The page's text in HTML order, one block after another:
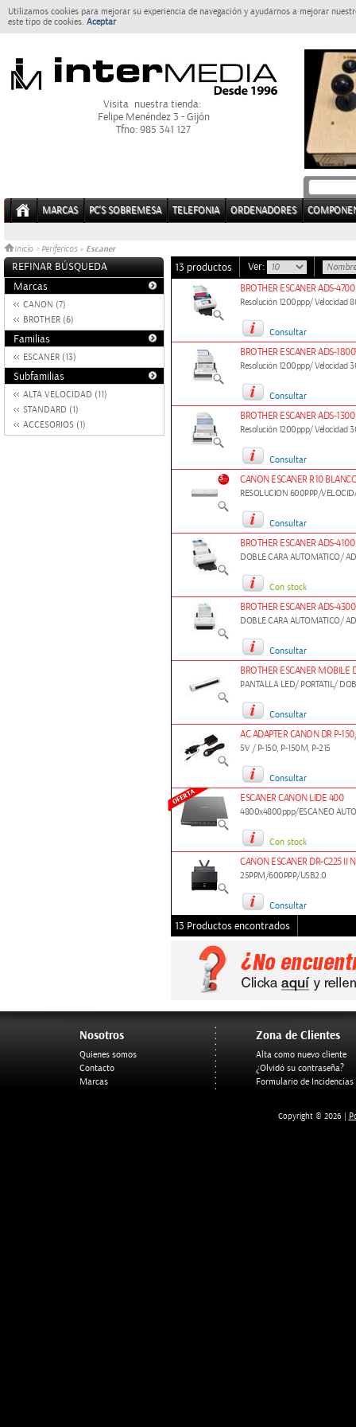
Utilizamos cookies para mejorar su experiencia de navegación y ayudarnos a mejorar
este tipo de cookies. Aceptar
Visita nuestra tienda:
Felipe Menéndez 3 - Gijón
Tfno: 985 341 127
MARCAS PC'S SOBREMESA TELEFONIA ORDENADORES
Inicio > Perifericos » Escaner
REFINAR BÚSQUEDA
Marcas
CANON (7)
BROTHER (6)
Familias
ESCANER (13)
Subfamilias
ALTA VELOCIDAD (11)
STANDARD (1)
ACCESORIOS (1)
13 productos Ver:
BROTHER ESCANER ADS-
Resolución 1200ppp/ Velocidad
Consultar
BROTHER ESCANER ADS-
Resolución 1200ppp/ Velocidad
Consultar
BROTHER ESCANER ADS-
Resolución 1200ppp/ Velocidad
Consultar
CANON ESCANER R10
RESOLUCION 600PPP/
Consultar
BROTHER ESCANER ADS-
DOBLE CARA AUTOMATICO/
Con stock
BROTHER ESCANER ADS-
DOBLE CARA AUTOMATICO/
Consultar
BROTHER ESCANER MOBILE
PANTALLA LED/ PORTATIL/
Consultar
AC ADAPTER CANON DR P-
5V / P-150, P-150M, P-215
Consultar
ESCANER CANON LIDE 400
4800x4800ppp/ESCANEO
Con stock
CANON ESCANER DR-C225 II
25PPM/600PPP/USB2.0
Consultar
13 Productos encontrados
Nosotros
Quienes somos
Contacto
Marcas
Zona de Clientes
Alta como nuevo cliente
¿Olvidó su contraseña?
Formulario de Incidencias
Copyright © 2026 |